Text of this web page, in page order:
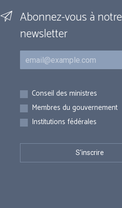
Abonnez-vous à notre
newsletter
Courriel
Inscriptions
Conseil des ministres
Membres du gouvernement
Institutions fédérales